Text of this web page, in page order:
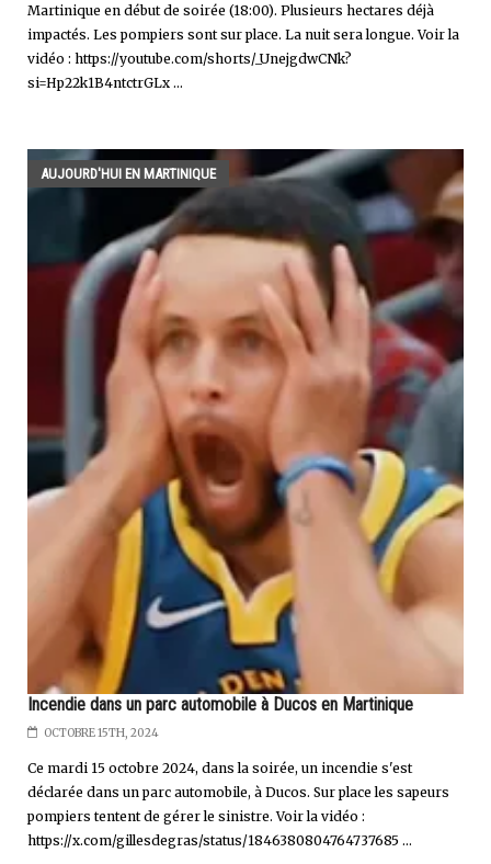
Martinique en début de soirée (18:00). Plusieurs hectares déjà
impactés. Les pompiers sont sur place. La nuit sera longue. Voir la
vidéo : https://youtube.com/shorts/_UnejgdwCNk?
si=Hp22k1B4ntctrGLx ...
AUJOURD'HUI EN MARTINIQUE
Incendie dans un parc automobile à Ducos en Martinique
OCTOBRE 15TH, 2024
Ce mardi 15 octobre 2024, dans la soirée, un incendie s'est
déclarée dans un parc automobile, à Ducos. Sur place les sapeurs
pompiers tentent de gérer le sinistre. Voir la vidéo :
https://x.com/gillesdegras/status/1846380804764737685 ...